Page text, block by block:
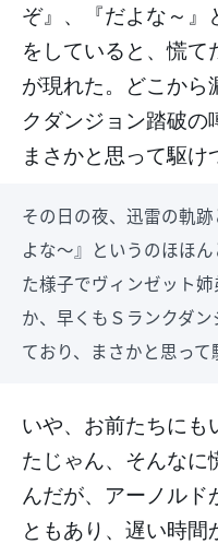
ぞ』、『だよな～』
をしていると、慌て
が現れた。どこから
クダンジョン踏破の
まさかと思って駆け
その日の夜、迅雷の軌
よな～』というのほほ
た様子でヴィンゼット
か、早くもＳランクダ
ており、まさかと思って
いや、お前たちにも
たじゃん、そんな
んだが、アーノルド
ともあり、遅い時